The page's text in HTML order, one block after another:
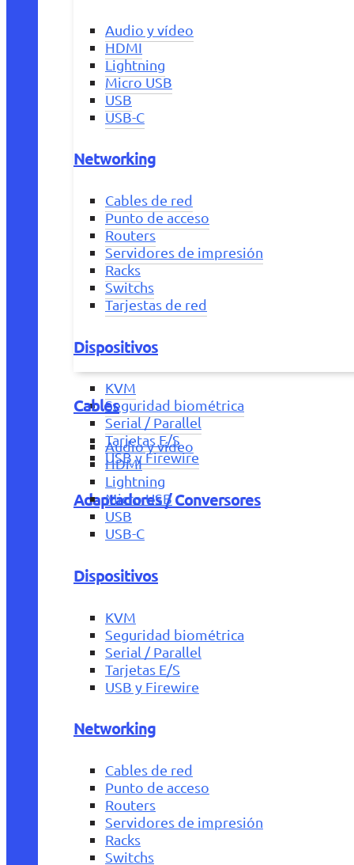
Audio y vídeo
HDMI
Lightning
Micro USB
USB
USB-C
Networking
Cables de red
Punto de acceso
Routers
Servidores de impresión
Racks
Switchs
Tarjestas de red
Dispositivos
KVM
Seguridad biométrica
Serial / Parallel
Tarjetas E/S
USB y Firewire
Adaptadores / Conversores
Cables
Audio y vídeo
HDMI
Lightning
Micro USB
USB
USB-C
Dispositivos
KVM
Seguridad biométrica
Serial / Parallel
Tarjetas E/S
USB y Firewire
Networking
Cables de red
Punto de acceso
Routers
Servidores de impresión
Racks
Switchs